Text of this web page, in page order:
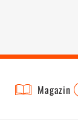
Magazin